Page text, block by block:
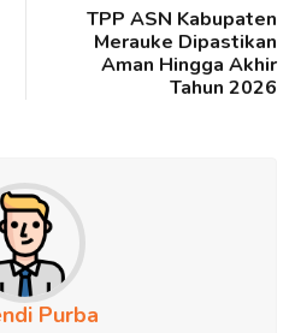
TPP ASN Kabupaten
Merauke Dipastikan
Aman Hingga Akhir
Tahun 2026
Purba